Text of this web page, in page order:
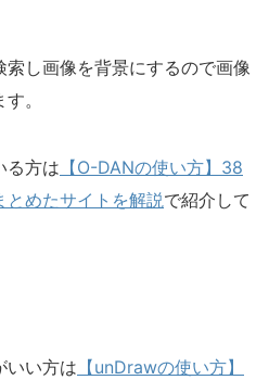
索し画像を背景にするので画像
。
る方は 【O-DANの使い方】38
とめたサイトを解説で紹介して
いい方は 【unDrawの使い方】